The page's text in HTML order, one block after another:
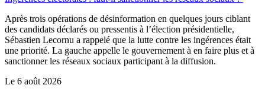
Après trois opérations de désinformation en quelques jours ciblant
des candidats déclarés ou pressentis à l’élection présidentielle,
Sébastien Lecornu a rappelé que la lutte contre les ingérences était
une priorité. La gauche appelle le gouvernement à en faire plus et à
sanctionner les réseaux sociaux participant à la diffusion.
Le 6 août 2026